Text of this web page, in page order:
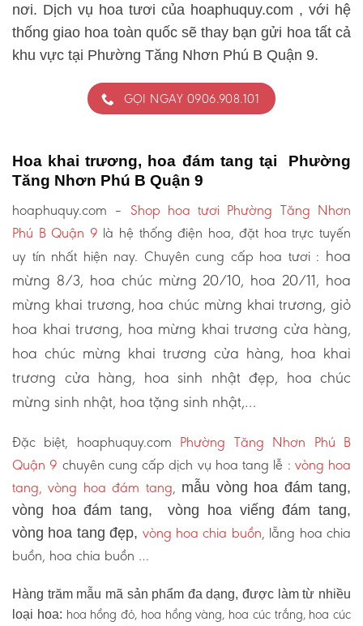
nơi. Dịch vụ hoa tươi của hoaphuquy.com , với hệ
thống giao hoa toàn quốc sẽ thay bạn gửi hoa tất cả
khu vực tại Phường Tăng Nhơn Phú B Quận 9.
GỌI NGAY 0906.908.101
Hoa khai trương, hoa đám tang tại Phường
Tăng Nhơn Phú B Quận 9
hoaphuquy.com – Shop hoa tươi Phường Tăng Nhơn
Phú B Quận 9 là hệ thống điện hoa, đặt hoa trực tuyến
uy tín nhất hiện nay. Chuyên cung cấp hoa tươi : hoa
mừng 8/3, hoa chúc mừng 20/10, hoa 20/11, hoa
mừng khai trương, hoa chúc mừng khai trương, giỏ
hoa khai trương, hoa mừng khai trương cửa hàng,
hoa chúc mừng khai trương cửa hàng, hoa khai
trương cửa hàng, hoa sinh nhật đẹp, hoa chúc
mừng sinh nhật, hoa tặng sinh nhật,…
Đặc biệt, hoaphuquy.com Phường Tăng Nhơn Phú B
Quận 9 chuyên cung cấp dịch vụ hoa tang lễ : vòng hoa
tang, vòng hoa đám tang, mẫu vòng hoa đám tang,
vòng hoa đám tang, vòng hoa viếng đám tang,
vòng hoa tang đẹp, vòng hoa chia buồn, lẵng hoa chia
buồn, hoa chia buồn …
Hàng trăm mẫu mã sản phẩm đa dạng, được làm từ nhiều
loại hoa: hoa hồng đỏ, hoa hồng vàng, hoa cúc trắng, hoa cúc